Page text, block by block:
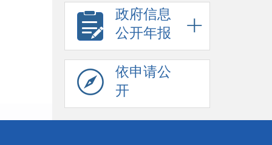
政府信息
公开年报
依申请公
开